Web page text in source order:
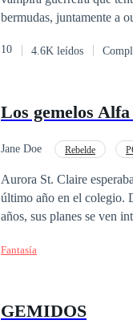
bermudas, juntamente a
de acusações. O
10 4.6K leídos
Los gemelos
Jane Doe Rebelde
Aurora St. Claire
último año en el colegio.
años, sus planes se ven
demonios de Aurora
Fantasía
GEMIDOS